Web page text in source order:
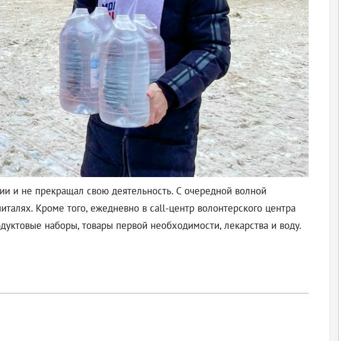
и не прекращал свою деятельность. С очередной волной
Кроме того, ежедневно в call-центр волонтерского центра
наборы, товары первой необходимости, лекарства и воду.